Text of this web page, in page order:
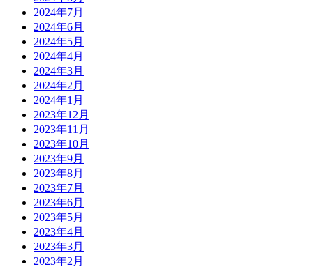
2024年7月
2024年6月
2024年5月
2024年4月
2024年3月
2024年2月
2024年1月
2023年12月
2023年11月
2023年10月
2023年9月
2023年8月
2023年7月
2023年6月
2023年5月
2023年4月
2023年3月
2023年2月